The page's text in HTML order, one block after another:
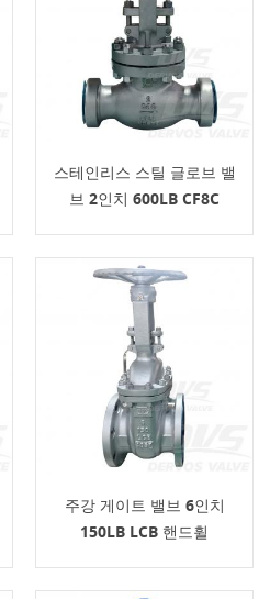
스테인리스 스틸 글로브 밸
브 2인치 600LB CF8C
주강 게이트 밸브 6인치
150LB LCB 핸드휠